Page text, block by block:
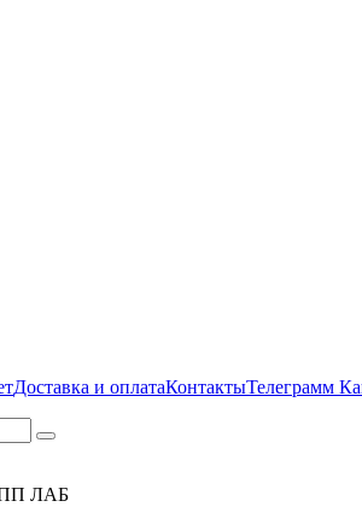
Доставка и оплатаКонтактыТелеграмм
ЛАБ